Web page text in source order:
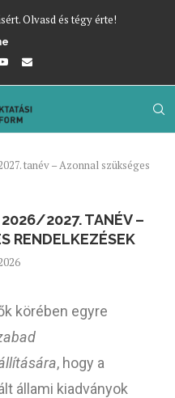
Olvasd és tégy érte!
tanév – Azonnal szükséges
2026/2027. TANÉV –
RENDELKEZÉSEK
körében egyre
, hogy a
állami kiadványok